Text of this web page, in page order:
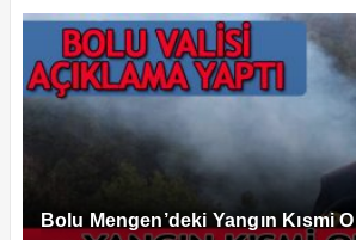
Bolu Mengen’deki Yangın Kısmi